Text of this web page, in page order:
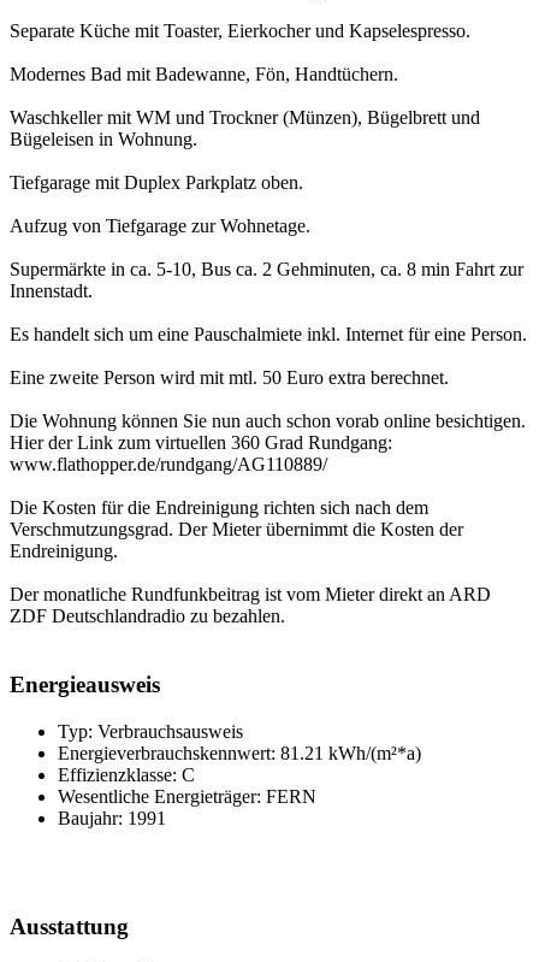
Separate Küche mit Toaster, Eierkocher und Kapselespresso.
Modernes Bad mit Badewanne, Fön, Handtüchern.
Waschkeller mit WM und Trockner (Münzen), Bügelbrett und
Bügeleisen in Wohnung.
Tiefgarage mit Duplex Parkplatz oben.
Aufzug von Tiefgarage zur Wohnetage.
Supermärkte in ca. 5-10, Bus ca. 2 Gehminuten, ca. 8 min Fahrt zur
Innenstadt.
Es handelt sich um eine Pauschalmiete inkl. Internet für eine Person.
Eine zweite Person wird mit mtl. 50 Euro extra berechnet.
Die Wohnung können Sie nun auch schon vorab online besichtigen.
Hier der Link zum virtuellen 360 Grad Rundgang:
www.flathopper.de/rundgang/AG110889/
Die Kosten für die Endreinigung richten sich nach dem
Verschmutzungsgrad. Der Mieter übernimmt die Kosten der
Endreinigung.
Der monatliche Rundfunkbeitrag ist vom Mieter direkt an ARD
ZDF Deutschlandradio zu bezahlen.
Energieausweis
Typ: Verbrauchsausweis
Energieverbrauchskennwert: 81.21 kWh/(m²*a)
Effizienzklasse: C
Wesentliche Energieträger: FERN
Baujahr: 1991
Ausstattung